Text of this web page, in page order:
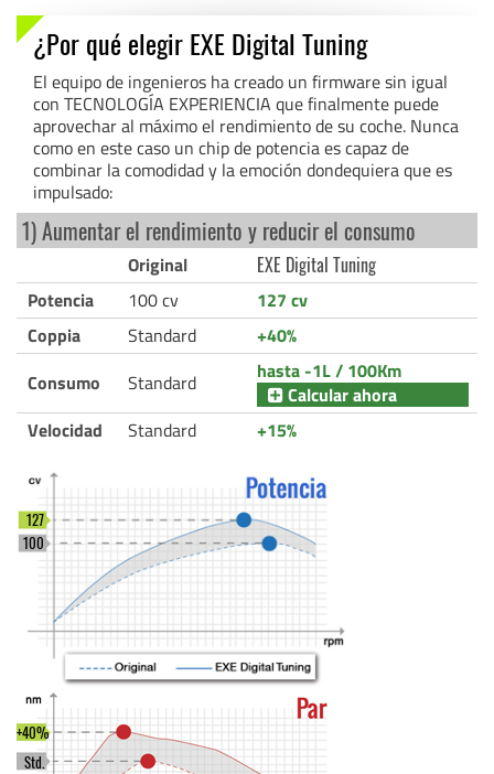
¿Por qué elegir EXE Digital Tuning
El equipo de ingenieros ha creado un firmware sin igual
con TECNOLOGÍA EXPERIENCIA que finalmente puede
aprovechar al máximo el rendimiento de su coche. Nunca
como en este caso un chip de potencia es capaz de
combinar la comodidad y la emoción dondequiera que es
impulsado:
1) Aumentar el rendimiento y reducir el consumo
Original
EXE Digital Tuning
Potencia
100 cv
127 cv
Coppia
Standard
+40%
Consumo
Standard
hasta -1L / 100Km
Calcular ahora
Velocidad
Standard +15%
100
127
Std.
+40%